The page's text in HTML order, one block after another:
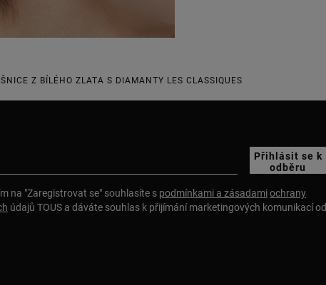
Z BÍLÉHO ZLATA S DIAMANTY LES CLASSIQUES
Přihlásit se k
odběru
na "Zaregistrovat se" souhlasíte s podmínkami a zásadamiochrany
údajů TOUS a dáváte souhlas k přijímání marketingových komunikací od